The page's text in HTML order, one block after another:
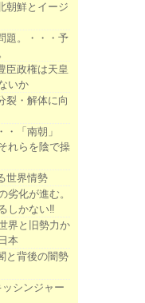
朝鮮とイージ
題。・・・予
臣政権は天皇
いか
裂・解体に向
「南朝」
れらを陰で操
世界情勢
劣化が進む。
しかない‼
界と旧勢力か
本
と背後の闇勢
シンジャー